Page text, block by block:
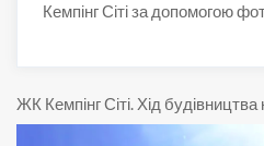
Кемпінг Сіті за допомогою
ЖК Кемпінг Сіті. Хід